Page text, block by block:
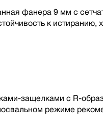
фанера 9 мм с
к
защелками с R-
режиме